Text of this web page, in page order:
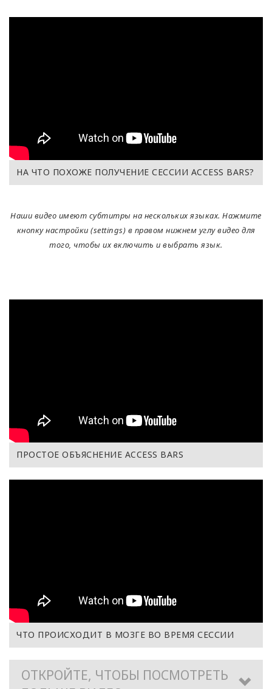
НА ЧТО ПОХОЖЕ ПОЛУЧЕНИЕ СЕССИИ ACCESS BARS?
Наши видео имеют субтитры на нескольких языках. Нажмите
кнопку настройки (settings) в правом нижнем углу видео для
того, чтобы их включить и выбрать язык.
ПРОСТОЕ ОБЪЯСНЕНИЕ АCCESS BARS
ЧТО ПРОИСХОДИТ В МОЗГЕ ВО ВРЕМЯ СЕССИИ
ОТКРОЙТЕ, ЧТОБЫ ПОСМОТРЕТЬ